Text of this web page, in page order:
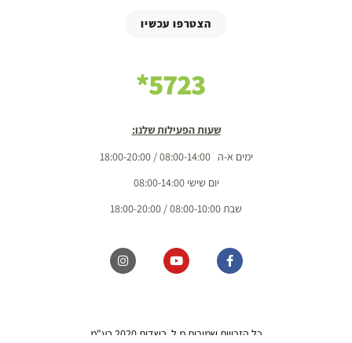
הצטרפו עכשיו
5723*
שעות הפעילות שלנו:
ימים א-ה 08:00-14:00 / 18:00-20:00
יום שישי 08:00-14:00
שבת 08:00-10:00 / 18:00-20:00
כל הזכויות שמורות מ.ל. בשדות 2020 בע"מ